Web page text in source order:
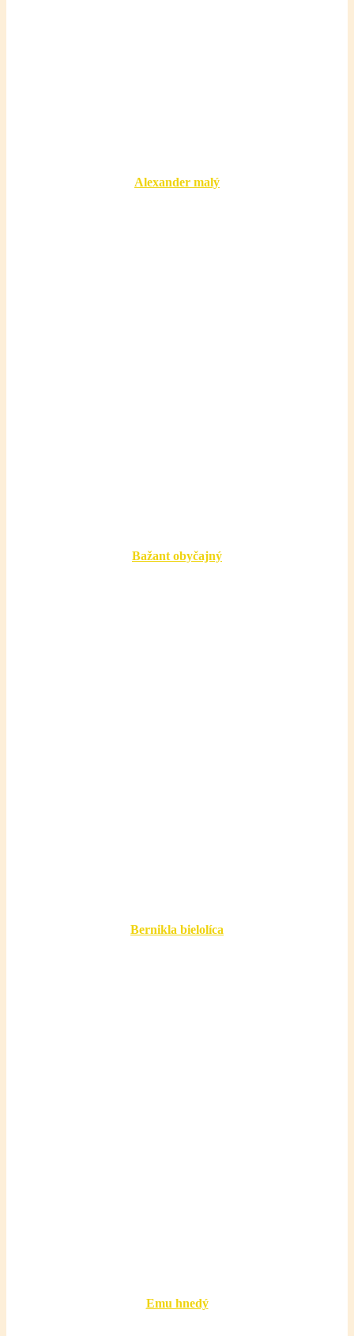
Alexander malý
Bažant obyčajný
Bernikla bielolíca
Emu hnedý